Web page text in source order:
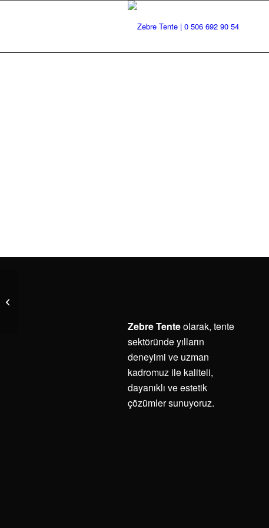
Zebre Tenteolarak, tente
sektöründe yılların
deneyimi ve uzman
kadromuz ile kaliteli,
dayanıklı ve estetik
çözümler sunuyoruz.